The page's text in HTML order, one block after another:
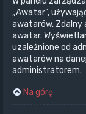
„Awatar”,
awatarów, Zdalny
awatar.
uzależnione od
awatarów na
administratorem.
Na górę